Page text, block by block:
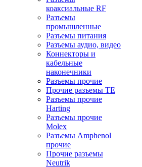
коаксиальные RF
Разъeмы
промышленные
Разъeмы питания
Разъeмы аудио, видео
Коннекторы и
кабельные
наконечники
Разъeмы прочие
Прочие разъемы TE
Разъемы прочие
Harting
Разъемы прочие
Molex
Разъемы Amphenol
прочие
Прочие разъемы
Neutrik